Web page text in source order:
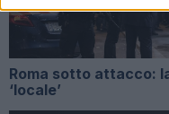
Roma sotto attacco:
‘locale’